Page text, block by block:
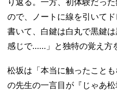
り返る。一方、初体験だっ
ので、ノートに線を引いて
書いて、白鍵は白丸で黒鍵
感じで……」と独特の覚え方
松坂は「本当に触ったこと
の先生の一言目が『じゃあ